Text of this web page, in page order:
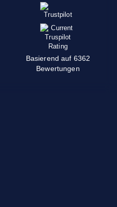
Basierend auf 6362
Bewertungen